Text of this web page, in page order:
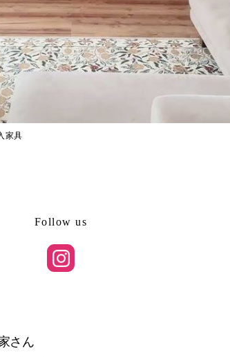
家具
Follow us
さん